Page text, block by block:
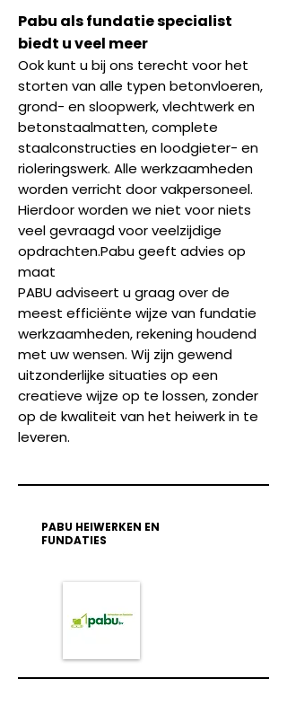
Pabu als fundatie specialist
biedt u veel meer
Ook kunt u bij ons terecht voor het
storten van alle typen betonvloeren,
grond- en sloopwerk, vlechtwerk en
betonstaalmatten, complete
staalconstructies en loodgieter- en
rioleringswerk. Alle werkzaamheden
worden verricht door vakpersoneel.
Hierdoor worden we niet voor niets
veel gevraagd voor veelzijdige
opdrachten.Pabu geeft advies op
maat
PABU adviseert u graag over de
meest efficiënte wijze van fundatie
werkzaamheden, rekening houdend
met uw wensen. Wij zijn gewend
uitzonderlijke situaties op een
creatieve wijze op te lossen, zonder
op de kwaliteit van het heiwerk in te
leveren.
PABU HEIWERKEN EN
FUNDATIES